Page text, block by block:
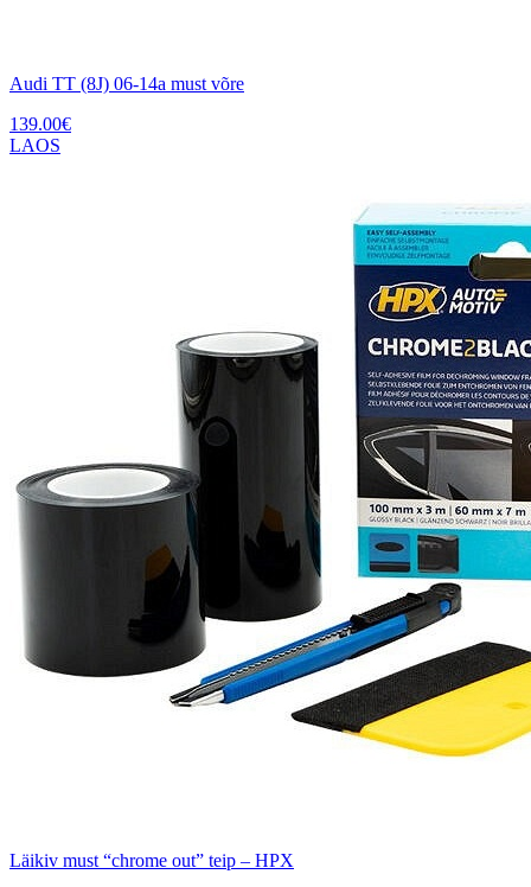
Audi TT (8J) 06-14a must võre
139.00€
LAOS
Läikiv must “chrome out” teip – HPX